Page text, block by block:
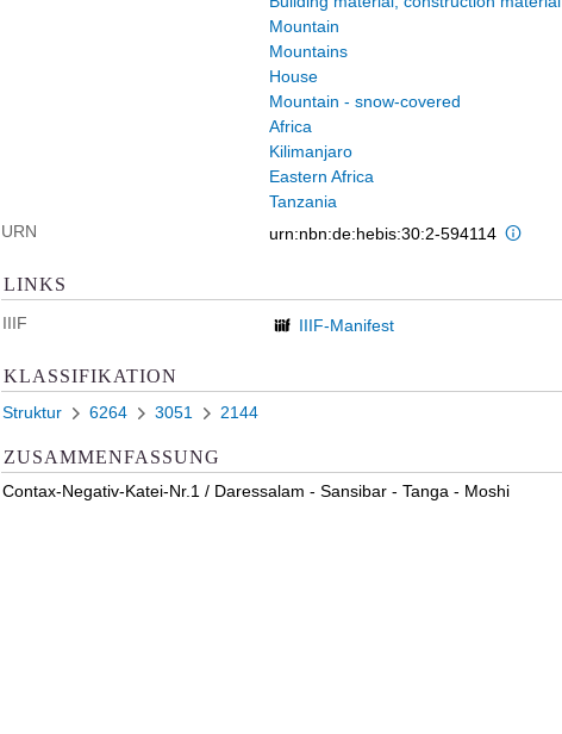
Mountain
Mountains
House
Mountain - snow-covered
Africa
Kilimanjaro
Eastern Africa
Tanzania
URN
urn:nbn:de:hebis:30:2-594114
LINKS
IIIF IIIF-Manifest
KLASSIFIKATION
Struktur 6264 3051 2144
ZUSAMMENFASSUNG
Contax-Negativ-Katei-Nr.1 / Daressalam - Sansibar - Tanga - Moshi